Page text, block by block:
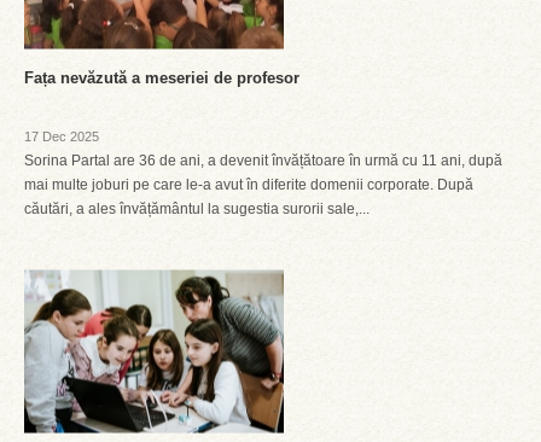
Fața nevăzută a meseriei de profesor
17 Dec 2025
Sorina Partal are 36 de ani, a devenit învățătoare în urmă cu 11 ani, după
mai multe joburi pe care le-a avut în diferite domenii corporate. După
căutări, a ales învățământul la sugestia surorii sale,...